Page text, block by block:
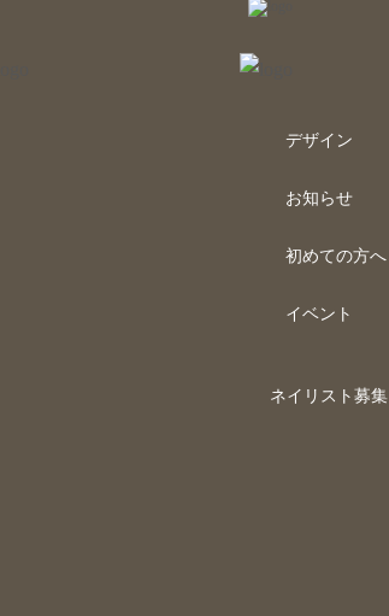
デザイン
お知らせ
初めての方へ
イベント
ネイリスト募集